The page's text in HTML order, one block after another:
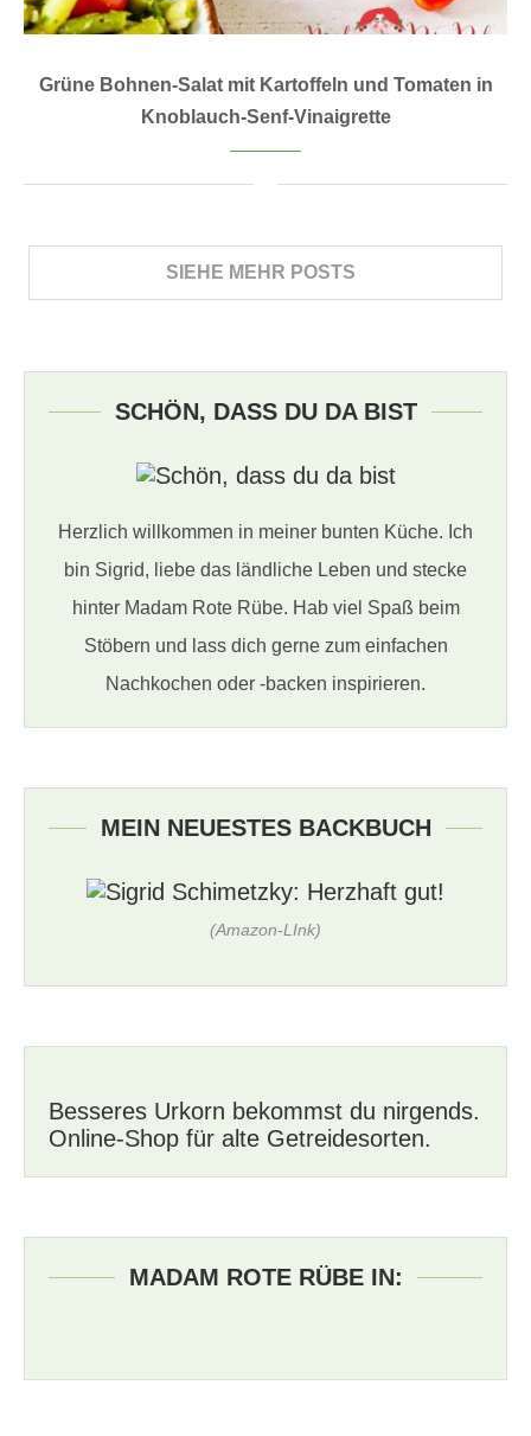
Grüne Bohnen-Salat mit Kartoffeln und Tomaten in
Knoblauch-Senf-Vinaigrette
SIEHE MEHR POSTS
SCHÖN, DASS DU DA BIST
Herzlich willkommen in meiner bunten Küche. Ich
bin Sigrid, liebe das ländliche Leben und stecke
hinter Madam Rote Rübe. Hab viel Spaß beim
Stöbern und lass dich gerne zum einfachen
Nachkochen oder -backen inspirieren.
MEIN NEUESTES BACKBUCH
(Amazon-LInk)
Besseres Urkorn bekommst du nirgends.
Online-Shop für alte Getreidesorten.
MADAM ROTE RÜBE IN: